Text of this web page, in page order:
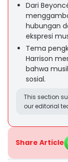
Dari
hubungan
ekspresi
Tema
Harrison
bahwa
sosial.
This section
our editorial
Share Article